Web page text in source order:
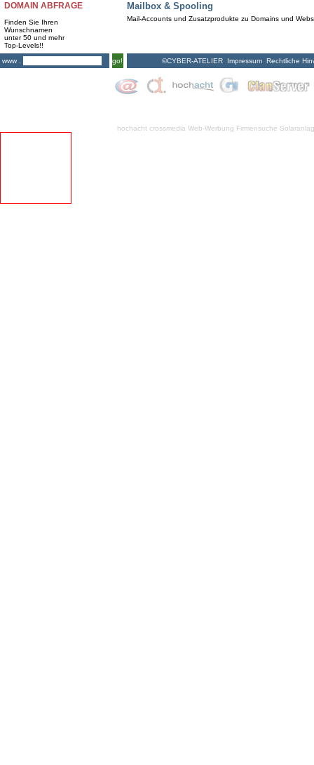
DOMAIN ABFRAGE
Finden Sie Ihren
Wunschnamen
unter 50 und mehr
Top-Levels!!
www .
go!
Mailbox & Spooling
Mail-Accounts und Zusatzprodukte zu Domains und
©CYBER-ATELIER Impressum Rechtliche
hochacht crossmedia Web-Werbung Firmensuche